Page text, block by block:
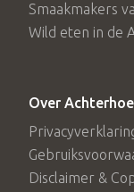
Smaakmakers
Wild eten in de
Over
Disclaimer &